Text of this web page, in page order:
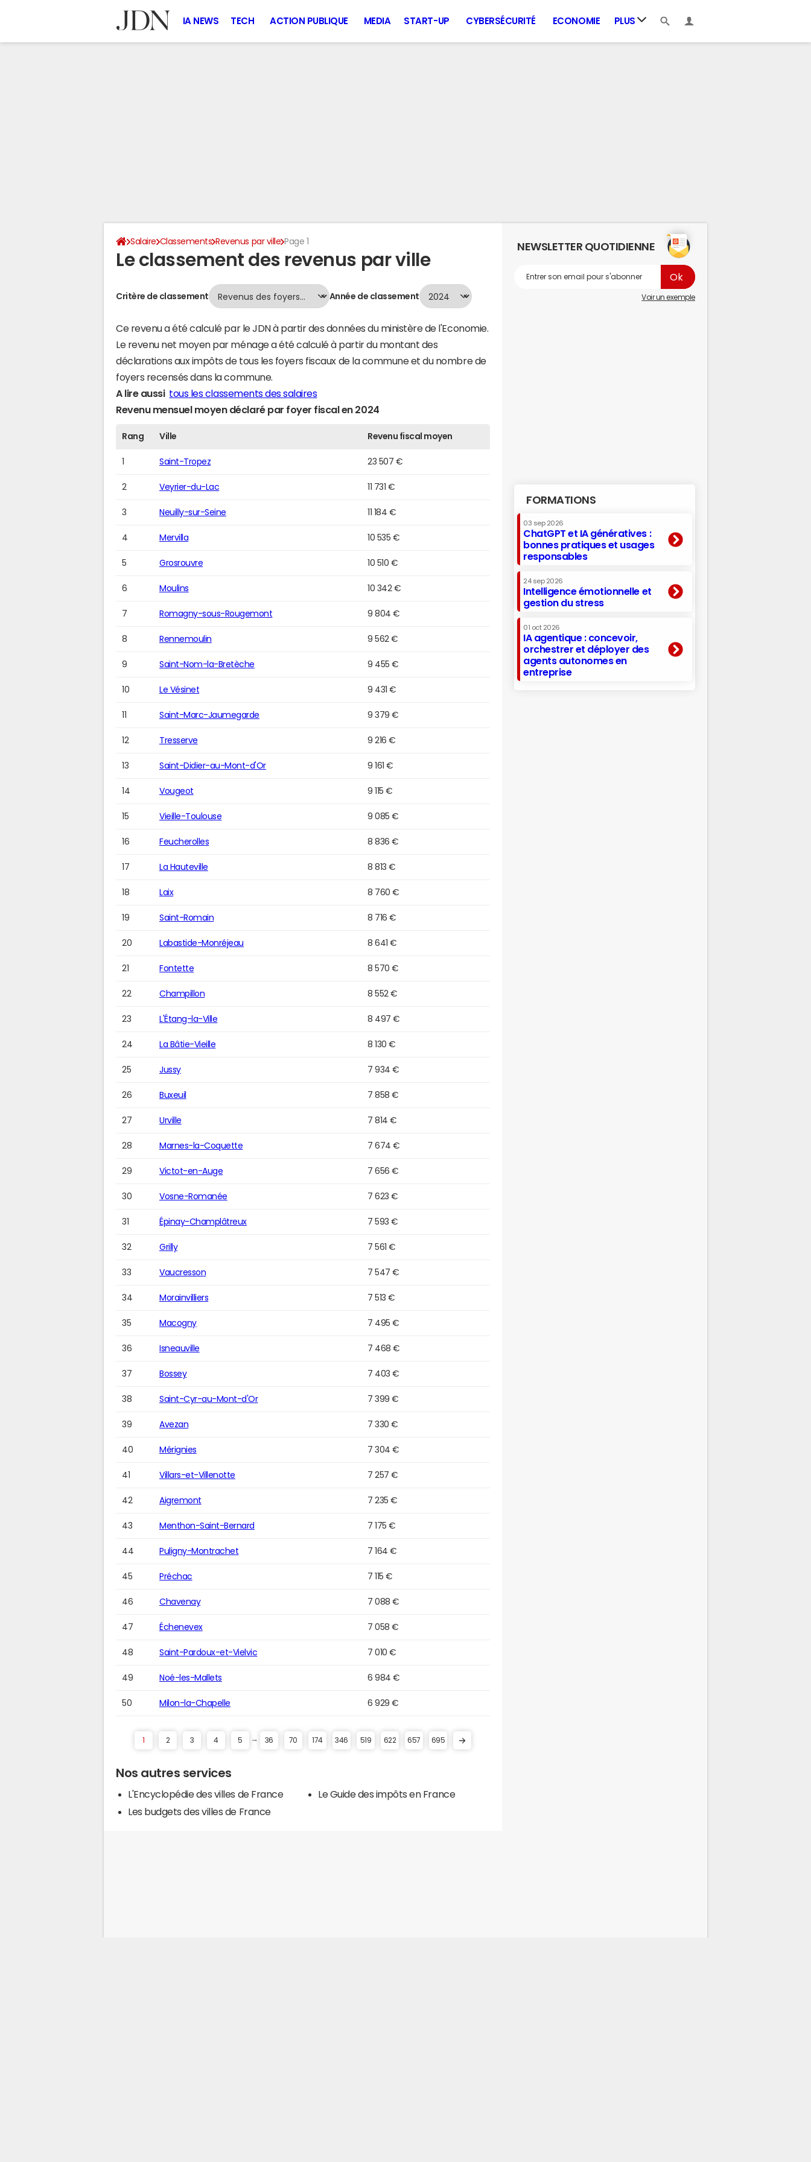
IA NEWS TECH ACTION PUBLIQUE MEDIA START-UP CYBERSÉCURITÉ ECONOMIE PLUS
Salaire Classements Revenus par ville Page 1
Le classement des revenus par ville
Critère de classement Année de classement
Ce revenu a été calculé par le JDN à partir des données du ministère de l'Economie.
Le revenu net moyen par ménage a été calculé à partir du montant des
déclarations aux impôts de tous les foyers fiscaux de la commune et du nombre de
foyers recensés dans la commune.
A lire aussi tous les classements des salaires
Revenu mensuel moyen déclaré par foyer fiscal en 2024
Rang Ville Revenu fiscal moyen
Saint-Tropez 23 507 €
2 Veyrier-du-Lac 11 731 €
3 Neuilly-sur-Seine 11 184 €
4 Mervilla 10 535 €
5 Grosrouvre 10 510 €
6 Moulins 10 342 €
7 Romagny-sous-Rougemont 9 804 €
8 Rennemoulin 9 562 €
9 Saint-Nom-la-Bretèche 9 455 €
10 Le Vésinet 9 431 €
Saint-Marc-Jaumegarde 9 379 €
12 Tresserve 9 216 €
13 Saint-Didier-au-Mont-d'Or 9 161 €
14 Vougeot 9 115 €
15 Vieille-Toulouse 9 085 €
16 Feucherolles 8 836 €
17 La Hauteville 8 813 €
18 Laix 8 760 €
19 Saint-Romain 8 716 €
20 Labastide-Monréjeau 8 641 €
21 Fontette 8 570 €
22 Champillon 8 552 €
23 L'Étang-la-Ville 8 497 €
24 La Bâtie-Vieille 8 130 €
25 Jussy 7 934 €
26 Buxeuil 7 858 €
27 Urville 7 814 €
28 Marnes-la-Coquette 7 674 €
29 Victot-en-Auge 7 656 €
30 Vosne-Romanée 7 623 €
31 Épinay-Champlâtreux 7 593 €
32 Grilly 7 561 €
33 Vaucresson 7 547 €
34 Morainvilliers 7 513 €
35 Macogny 7 495 €
36 Isneauville 7 468 €
37 Bossey 7 403 €
38 Saint-Cyr-au-Mont-d'Or 7 399 €
39 Avezan 7 330 €
40 Mérignies 7 304 €
41 Villars-et-Villenotte 7 257 €
42 Aigremont 7 235 €
43 Menthon-Saint-Bernard 7 175 €
44 Puligny-Montrachet 7 164 €
45 Préchac 7 115 €
46 Chavenay 7 088 €
47 Échenevex 7 058 €
48 Saint-Pardoux-et-Vielvic 7 010 €
49 Noé-les-Mallets 6 984 €
50 Milon-la-Chapelle 6 929 €
1 2 3 4 5 36 70 174 346 519 622 657 695
Nos autres services
L'Encyclopédie des villes de France
Les budgets des villes de France
Le Guide des impôts en France
NEWSLETTER QUOTIDIENNE
Voir un exemple
FORMATIONS
03 sep 2026
ChatGPT et IA génératives :
bonnes pratiques et usages
responsables
24 sep 2026
Intelligence émotionnelle et
gestion du stress
01 oct 2026
IA agentique : concevoir,
orchestrer et déployer des
agents autonomes en
entreprise